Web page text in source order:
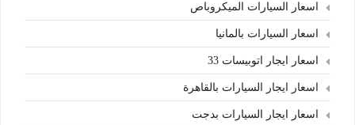
اسعار السيارات الميكروباص
اسعار السيارات بالمانيا
اسعار ايجار اتوبيسات 33
اسعار ايجار السيارات بالقاهرة
اسعار ايجار السيارات بدجت